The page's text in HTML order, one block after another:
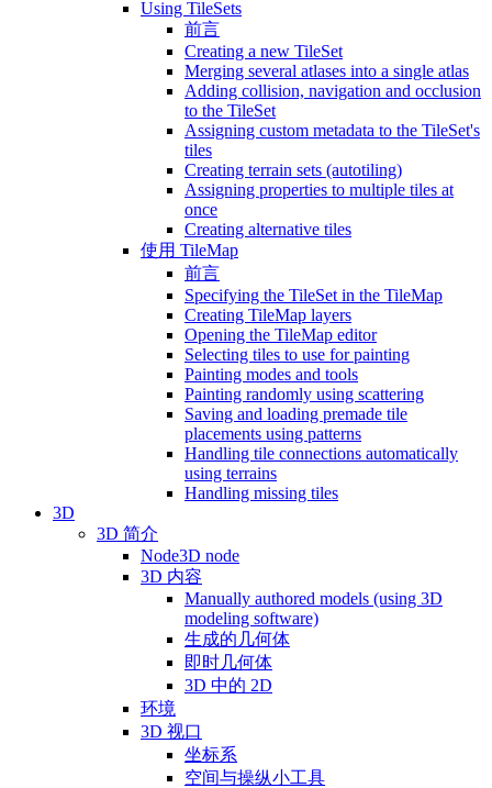
Using TileSets
前言
Creating a new TileSet
Merging several atlases into a single atlas
Adding collision, navigation and occlusion
to the TileSet
Assigning custom metadata to the TileSet's
tiles
Creating terrain sets (autotiling)
Assigning properties to multiple tiles at
once
Creating alternative tiles
使用 TileMap
前言
Specifying the TileSet in the TileMap
Creating TileMap layers
Opening the TileMap editor
Selecting tiles to use for painting
Painting modes and tools
Painting randomly using scattering
Saving and loading premade tile
placements using patterns
Handling tile connections automatically
using terrains
Handling missing tiles
3D
3D 简介
Node3D node
3D 内容
Manually authored models (using 3D
modeling software)
生成的几何体
即时几何体
3D 中的 2D
环境
3D 视口
坐标系
空间与操纵小工具